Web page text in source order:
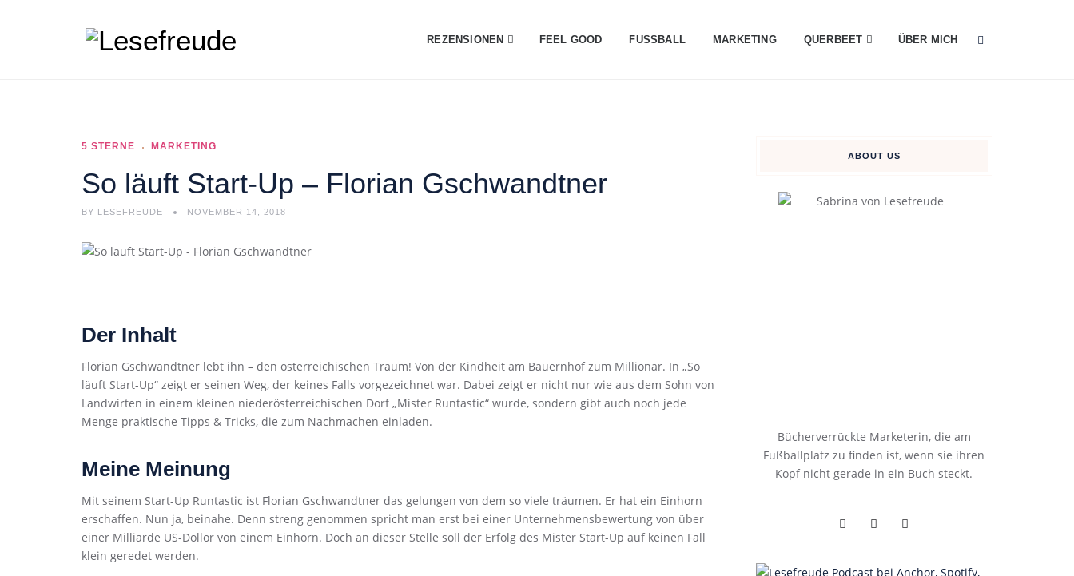
REZENSIONEN FEEL GOOD FUSSBALL MARKETING QUERBEET ÜBER MICH
5 STERNE MARKETING
So läuft Start-Up – Florian Gschwandtner
BY LESEFREUDE NOVEMBER 14, 2018
Der Inhalt
Florian Gschwandtner lebt ihn – den österreichischen Traum! Von der Kindheit am Bauernhof zum Millionär. In „So
läuft Start-Up“ zeigt er seinen Weg, der keines Falls vorgezeichnet war. Dabei zeigt er nicht nur wie aus dem Sohn von
Landwirten in einem kleinen niederösterreichischen Dorf „Mister Runtastic“ wurde, sondern gibt auch noch jede
Menge praktische Tipps & Tricks, die zum Nachmachen einladen.
Meine Meinung
Mit seinem Start-Up Runtastic ist Florian Gschwandtner das gelungen von dem so viele träumen. Er hat ein Einhorn
erschaffen. Nun ja, beinahe. Denn streng genommen spricht man erst bei einer Unternehmensbewertung von über
einer Milliarde US-Dollor von einem Einhorn. Doch an dieser Stelle soll der Erfolg des Mister Start-Up auf keinen Fall
klein geredet werden.
ABOUT US
Bücherverrückte Marketerin, die am
Fußballplatz zu finden ist, wenn sie ihren
Kopf nicht gerade in ein Buch steckt.